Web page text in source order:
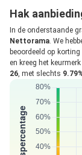
Hak
In de onderstaande
Nettorama. We
beoordeeld op
en kreeg het keurmerk
26, met slechts